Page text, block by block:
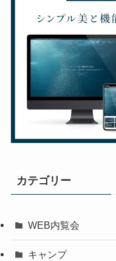
カテゴリー
WEB内覧会
キャンプ